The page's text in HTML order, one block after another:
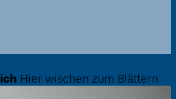
Hier wischen zum Blättern